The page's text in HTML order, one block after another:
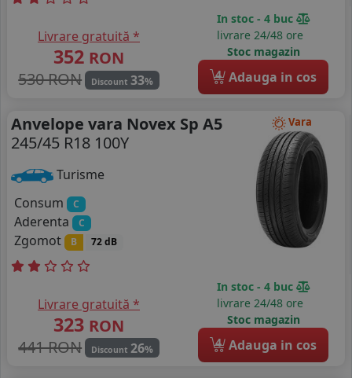
Livrare gratuită *
352 RON
530 RON
Discount 33%
In stoc - 4 buc
livrare 24/48 ore
Stoc magazin
4 Adauga in cos
Vara
Anvelope vara Novex Sp A5
245/45 R18 100Y
Turisme
Consum
C
Aderenta C
Zgomot B 72 dB
Livrare gratuită *
323 RON
441 RON
Discount 26%
In stoc - 4 buc
livrare 24/48 ore
Stoc magazin
4 Adauga in cos